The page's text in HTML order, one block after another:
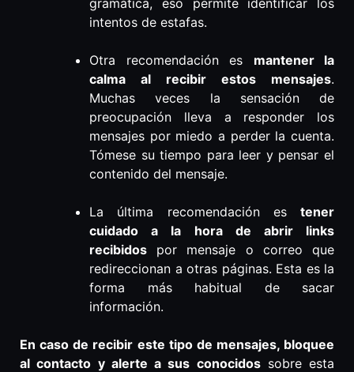
intentos de estafas.
Otra recomendación es mantener la
calma al recibir estos mensajes.
Muchas veces la sensación de
preocupación lleva a responder los
mensajes por miedo a perder la cuenta.
Tómese su tiempo para leer y pensar el
contenido del mensaje.
La última recomendación es tener
cuidado a la hora de abrir links
recibidos por mensaje o correo que
redireccionan a otras páginas. Esta es la
forma más habitual de sacar
información.
En caso de recibir este tipo de mensajes, bloquee
al contacto y alerte a sus conocidossobre esta